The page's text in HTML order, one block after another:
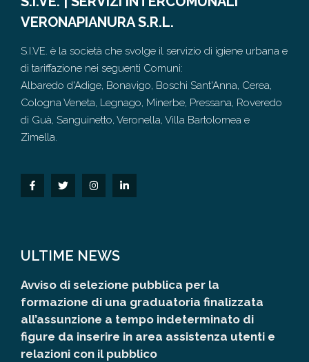
VERONAPIANURA S.R.L.
S.I.VE. è la società che svolge il servizio di igiene urbana e
di tariffazione nei seguenti Comuni:
Albaredo d'Adige, Bonavigo, Boschi Sant'Anna, Cerea,
Cologna Veneta, Legnago, Minerbe, Pressana, Roveredo
di Guà, Sanguinetto, Veronella, Villa Bartolomea e
Zimella.
ULTIME NEWS
Avviso di selezione pubblica per la
formazione di una graduatoria finalizzata
all’assunzione a tempo indeterminato di
figure da inserire in area assistenza utenti e
relazioni con il pubblico